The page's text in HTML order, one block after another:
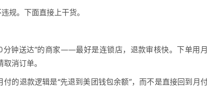
规。下面直接上干货。
钟送达”的商家——最好是连锁店，退款审核快。下单用月
消订单。
的退款逻辑是“先退到美团钱包余额”，而不是直接回到月